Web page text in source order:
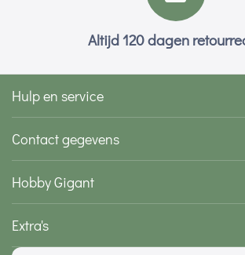
Altijd 120 dagen
Hulp en service
Contact gegevens
Hobby Gigant
Extra's